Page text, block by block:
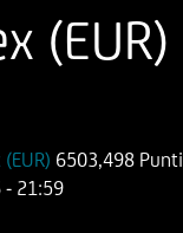
(EUR)
6503,498 Punti
- 21:59